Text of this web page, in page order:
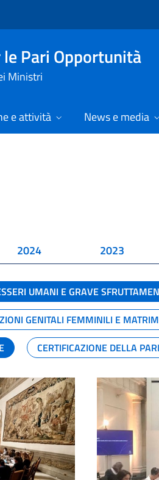
Pari Opportunità
Ministri
e attività News e media
2024 2023
UMANI E GRAVE
GENITALI FEMMINILI E
CERTIFICAZIONE DELLA